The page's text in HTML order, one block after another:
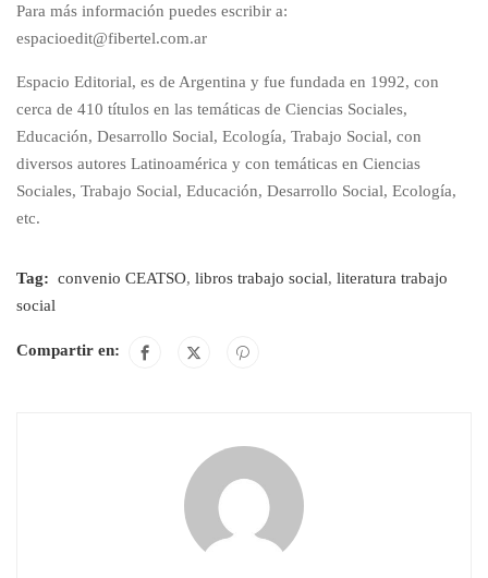
Para más información puedes escribir a:
espacioedit@fibertel.com.ar
Espacio Editorial, es de Argentina y fue fundada en 1992, con
cerca de 410 títulos en las temáticas de Ciencias Sociales,
Educación, Desarrollo Social, Ecología, Trabajo Social, con
diversos autores Latinoamérica y con temáticas en Ciencias
Sociales, Trabajo Social, Educación, Desarrollo Social, Ecología,
etc.
Tag: convenio CEATSO, libros trabajo social, literatura trabajo
social
Compartir en: